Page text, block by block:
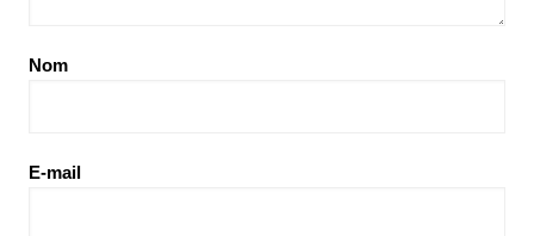
Nom
E-mail